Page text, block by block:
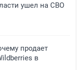
ушел на СВО
продает
в